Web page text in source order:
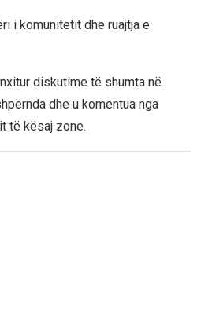
i komunitetit dhe ruajtja e
diskutime të shumta në
dhe u komentua nga
të kësaj zone.